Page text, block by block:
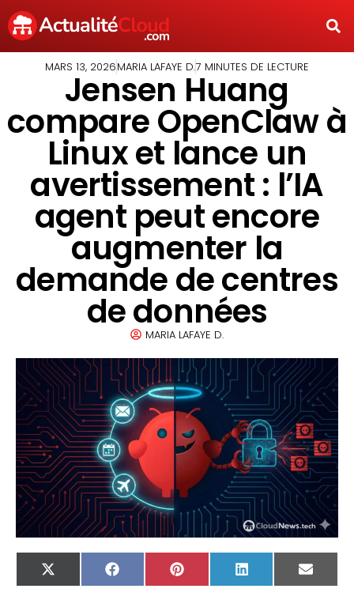
MARS 13, 2026MARIA LAFAYE D.7 MINUTES DE LECTURE
Jensen Huang
compare OpenClaw à
Linux et lance un
avertissement : l’IA
agent peut encore
augmenter la
demande de centres
de données
MARIA LAFAYE D.
X
(Twitter)
FacebookPinterest LinkedIn
Email